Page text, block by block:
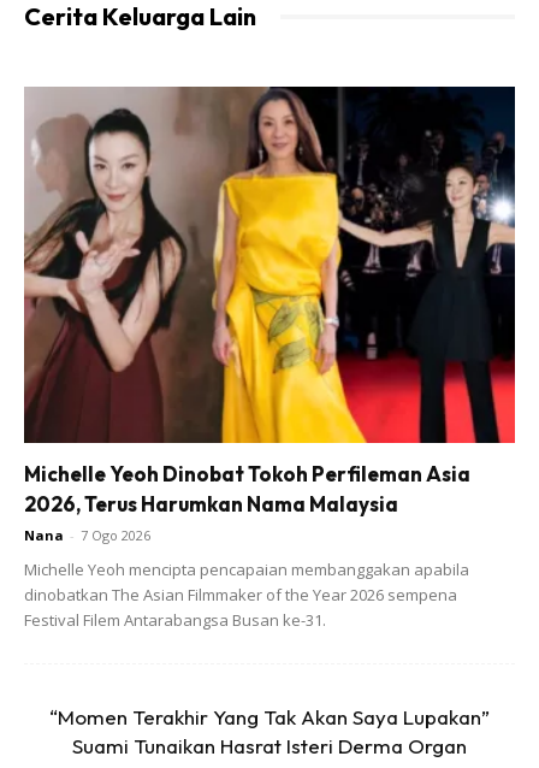
Angkat dan sejukkan sedikit. Masa ni nak letak gula dan
cuka boleh la.. Tak nak letak pun boleh.
Bila susu dah suam2, tuang susu kedalam termos.
Cerita Keluarga Lain
Michelle Yeoh Dinobat Tokoh Perfileman Asia
2026, Terus Harumkan Nama Malaysia
Nana - 7 Ogo 2026
Michelle Yeoh mencipta pencapaian membanggakan apabila
dinobatkan The Asian Filmmaker of the Year 2026 sempena
Festival Filem Antarabangsa Busan ke-31.
“Momen Terakhir Yang Tak Akan Saya Lupakan”
Suami Tunaikan Hasrat Isteri Derma Organ